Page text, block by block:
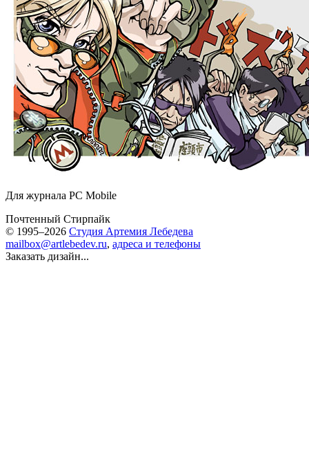
Для журнала PC Mobile
Почтенный Стирпайк
© 1995–2026 Студия Артемия Лебедева
mailbox@artlebedev.ru, адреса и телефоны
Заказать дизайн...